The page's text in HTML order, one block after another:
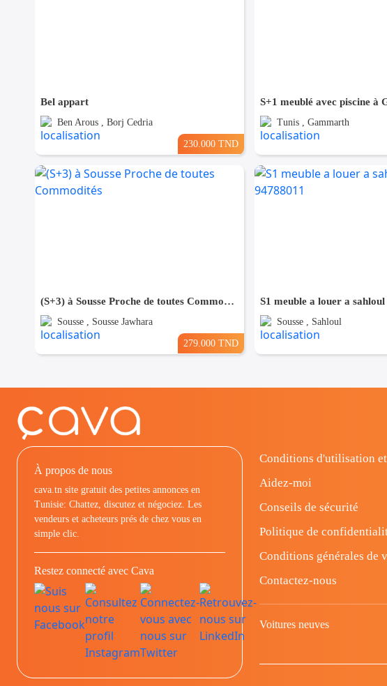
Bel appart
Ben Arous , Borj Cedria
230.000 TND
S+1 meublé avec piscine à
Tunis , Gammarth
(S+3) à Sousse Proche de toutes Commodités
Sousse , Sousse Jawhara
279.000 TND
S1 meuble a louer a
Sousse , Sahloul
À propos de nous
cava.tn site gratuit des petites annonces en
Tunisie: Chattez, discutez et négociez. Les
vendeurs et acheteurs prés de chez vous en
simple clic.
Restez connecté avec Cava
Conditions d'utilisation
Aidez-moi
Conseils de sécurité
Politique de
Conditions générales de
Contactez-nous
Voitures neuves